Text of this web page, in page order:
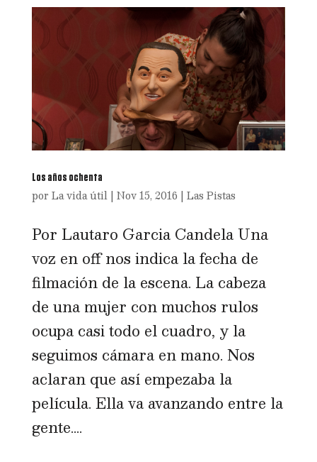
Los años ochenta
por La vida útil| Nov 15, 2016 | Las Pistas
Por Lautaro Garcia Candela Una
voz en off nos indica la fecha de
filmación de la escena. La cabeza
de una mujer con muchos rulos
ocupa casi todo el cuadro, y la
seguimos cámara en mano. Nos
aclaran que así empezaba la
película. Ella va avanzando entre la
gente....